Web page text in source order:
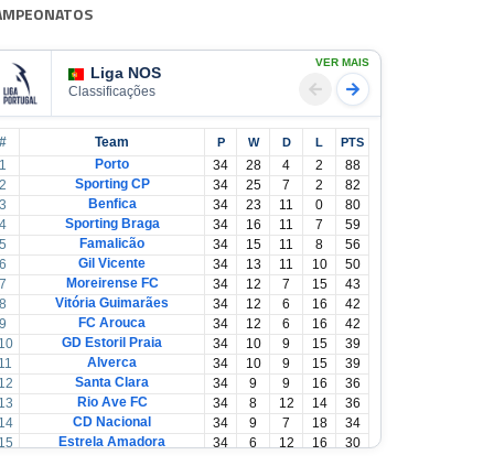
Liga NOS
Classificações
VER MAIS
# Team P W D L PTS
1 Porto 34 28 4 2
88
2
Sporting CP 34 25 7 2
82
3
Benfica 34 23 11 0
80
4
Sporting Braga 34 16 11 7
59
5
Famalicão 34 15 11 8
56
6
Gil Vicente 34 13 11 10
50
7
Moreirense FC 34 12 7 15
43
8
Vitória Guimarães 34 12 6 16
42
9
FC Arouca 34 12 6 16
42
10
GD Estoril Praia 34 10 9 15
39
11
Alverca 34 10 9 15
39
12
Santa Clara 34 9 9 16
36
13
Rio Ave FC 34 8 12 14
36
14
CD Nacional 34 9 7 18
34
15
Estrela Amadora 34 6 12 16
30